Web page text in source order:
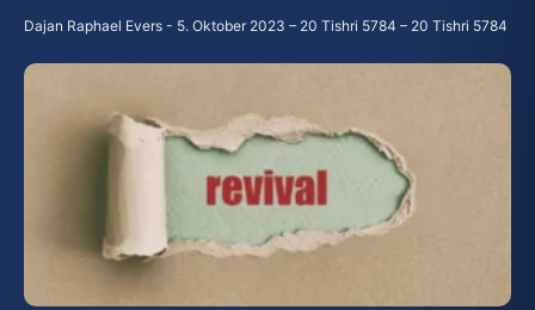
Dajan Raphael Evers 5. Oktober 2023 – 20 Tishri 5784 – 20 Tishri 5784